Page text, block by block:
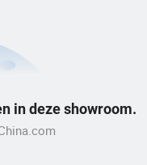
in deze showroom.